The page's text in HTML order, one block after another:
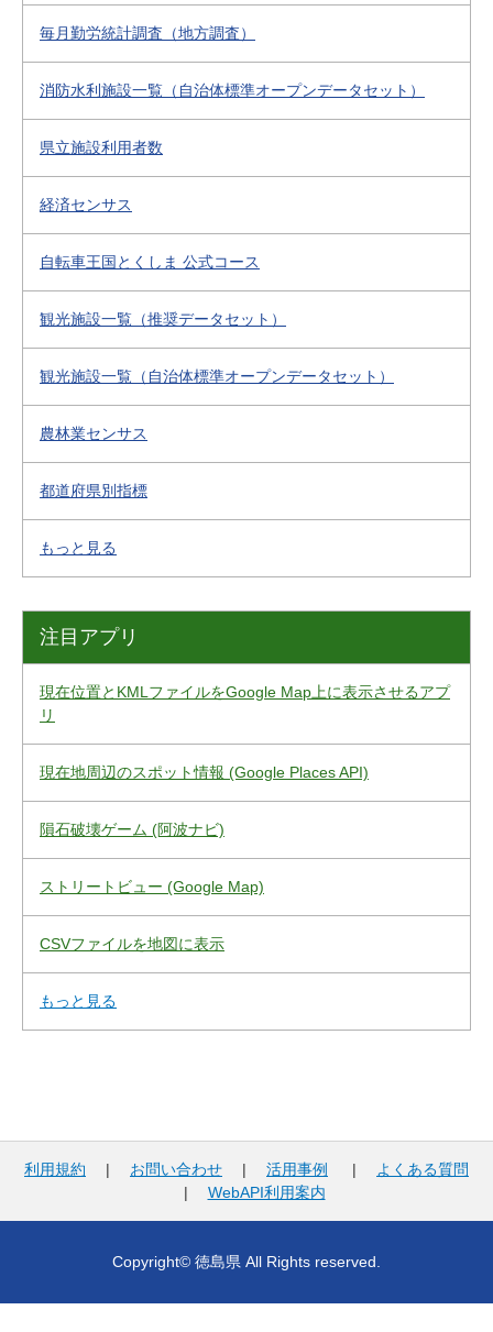
毎月勤労統計調査（地方調査）
消防水利施設一覧（自治体標準オープンデータセット）
県立施設利用者数
経済センサス
自転車王国とくしま 公式コース
観光施設一覧（推奨データセット）
観光施設一覧（自治体標準オープンデータセット）
農林業センサス
都道府県別指標
もっと見る
注目アプリ
現在位置とKMLファイルをGoogle Map上に表示させるアプ
リ
現在地周辺のスポット情報 (Google Places API)
隕石破壊ゲーム (阿波ナビ)
ストリートビュー (Google Map)
CSVファイルを地図に表示
もっと見る
利用規約 | お問い合わせ | 活用事例 |
よくある質問
| WebAPI利用案内
Copyright© 徳島県 All Rights reserved.